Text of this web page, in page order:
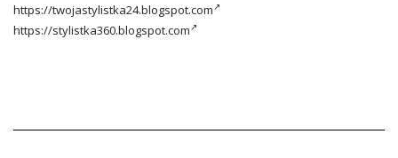
https://twojastylistka24.blogspot.com
https://stylistka360.blogspot.com